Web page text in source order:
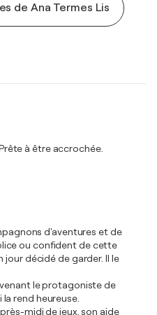
de Ana Termes Lis
à être accrochée.
d'aventures et de
ou confident de cette
décidé de garder. Il le
le protagoniste de
rend heureuse.
midi de jeux, son aide